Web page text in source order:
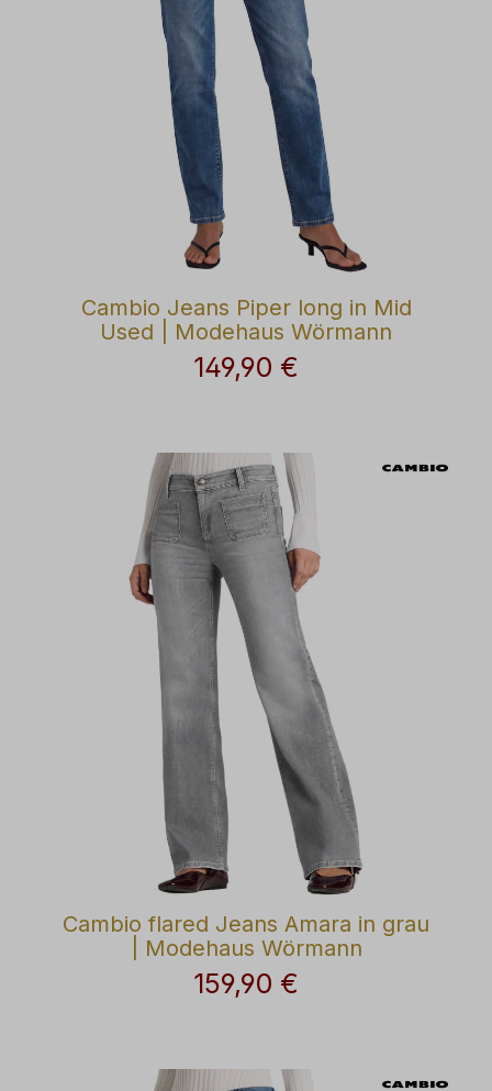
Cambio Jeans Piper long in Mid
Used | Modehaus Wörmann
Regulärer Preis:
149,90 €
Cambio flared Jeans Amara in grau
| Modehaus Wörmann
Regulärer Preis:
159,90 €